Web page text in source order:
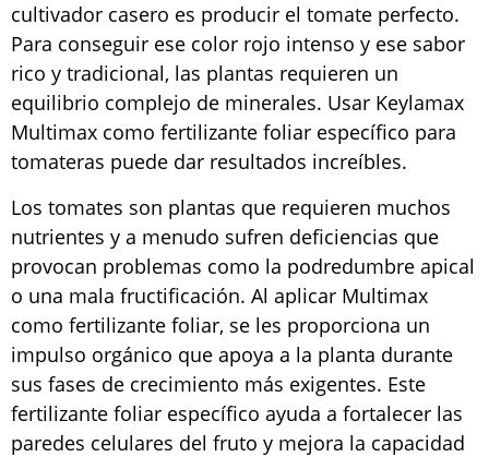
cultivador casero es producir el tomate perfecto.
Para conseguir ese color rojo intenso y ese sabor
rico y tradicional, las plantas requieren un
equilibrio complejo de minerales. Usar Keylamax
Multimax como fertilizante foliar específico para
tomateras puede dar resultados increíbles.
Los tomates son plantas que requieren muchos
nutrientes y a menudo sufren deficiencias que
provocan problemas como la podredumbre apical
o una mala fructificación. Al aplicar Multimax
como fertilizante foliar, se les proporciona un
impulso orgánico que apoya a la planta durante
sus fases de crecimiento más exigentes. Este
fertilizante foliar específico ayuda a fortalecer las
paredes celulares del fruto y mejora la capacidad